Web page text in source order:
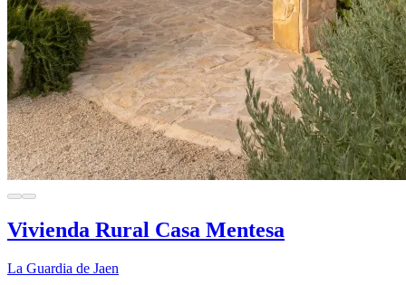
Vivienda Rural Casa Mentesa
La Guardia de Jaen